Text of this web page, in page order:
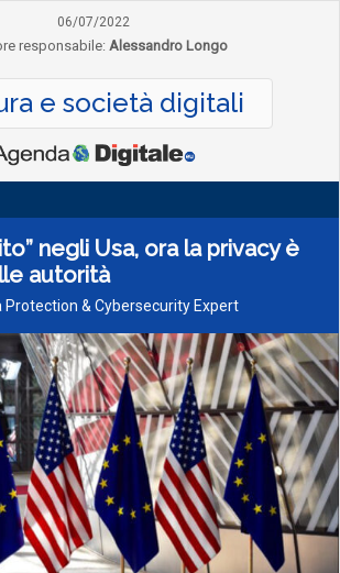
06/07/2022
responsabile: Alessandro Longo
e società digitali
negli Usa, ora la privacy è
autorità
Protection & Cybersecurity Expert